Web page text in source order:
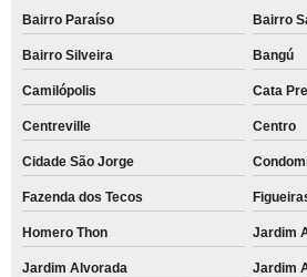
Bairro Paraíso Bairro
Bairro Silveira Bangú
Camilópolis Cata
Centreville Centro
Cidade São Jorge
Fazenda dos Tecos
Homero Thon Jardim
Jardim Alvorada Jardim